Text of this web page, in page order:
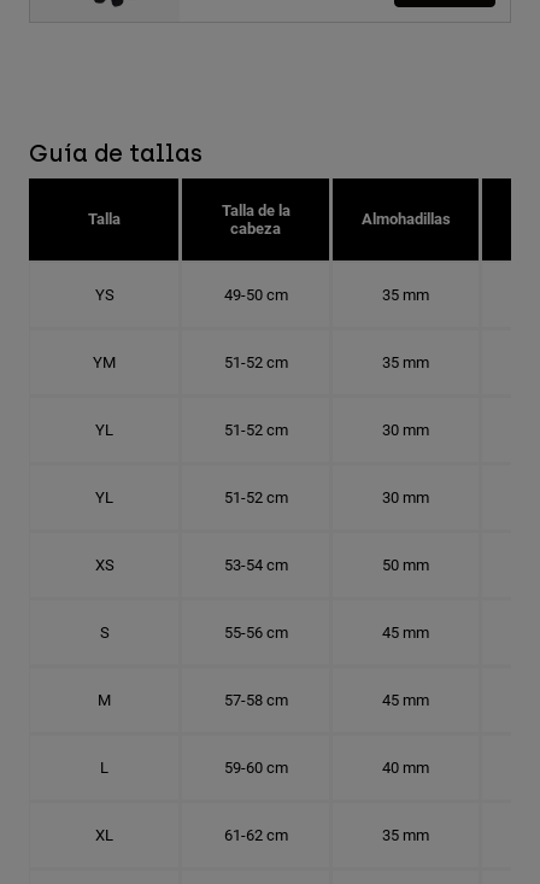
Guía de tallas
Talla
Talla de la
cabeza
Almohadillas
YS 49-50 cm 35 mm
YM 51-52 cm 35 mm
YL 51-52 cm 30 mm
YL 51-52 cm 30 mm
XS 53-54 cm 50 mm
S 55-56 cm 45 mm
M 57-58 cm 45 mm
L 59-60 cm 40 mm
XL 61-62 cm 35 mm